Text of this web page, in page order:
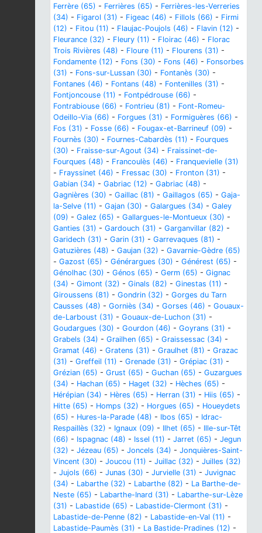
Ferrère (65) - Ferrières (65) - Ferrières-les-Verreries
(34) - Figarol (31) - Figeac (46) - Fillols (66) - Firmi
(12) - Fitou (11) - Flaujac-Poujols (46) - Flavin (12) -
Fleurance (32) - Fleury (11) - Floirac (46) - Florac
Trois Rivières (48) - Floure (11) - Flourens (31) -
Fondamente (12) - Fons (30) - Fons (46) - Fonsorbes
(31) - Fons-sur-Lussan (30) - Fontanès (30) -
Fontanes (46) - Fontans (48) - Fontenilles (31) -
Fontjoncouse (11) - Fontpédrouse (66) -
Fontrabiouse (66) - Fontrieu (81) - Font-Romeu-
Odeillo-Via (66) - Forgues (31) - Formiguères (66) -
Fos (31) - Fosse (66) - Fougax-et-Barrineuf (09) -
Fournès (30) - Fournes-Cabardès (11) - Fourques
(30) - Fraisse-sur-Agout (34) - Fraissinet-de-
Fourques (48) - Francoulès (46) - Franquevielle (31)
- Frayssinet (46) - Fressac (30) - Fronton (31) -
Gabian (34) - Gabriac (12) - Gabriac (48) -
Gagnières (30) - Gaillac (81) - Gaillagos (65) - Gaja-
la-Selve (11) - Gajan (30) - Galargues (34) - Galey
(09) - Galez (65) - Gallargues-le-Montueux (30) -
Ganties (31) - Gardouch (31) - Garganvillar (82) -
Garidech (31) - Garin (31) - Garrevaques (81) -
Gatuzières (48) - Gaujan (32) - Gavarnie-Gèdre (65)
- Gazost (65) - Générargues (30) - Générest (65) -
Génolhac (30) - Génos (65) - Germ (65) - Gignac
(34) - Gimont (32) - Ginals (82) - Ginestas (11) -
Giroussens (81) - Gondrin (32) - Gorges du Tarn
Causses (48) - Gorniès (34) - Gorses (46) - Gouaux-
de-Larboust (31) - Gouaux-de-Luchon (31) -
Goudargues (30) - Gourdon (46) - Goyrans (31) -
Grabels (34) - Grailhen (65) - Graissessac (34) -
Gramat (46) - Gratens (31) - Graulhet (81) - Grazac
(31) - Greffeil (11) - Grenade (31) - Grépiac (31) -
Grézian (65) - Grust (65) - Guchan (65) - Guzargues
(34) - Hachan (65) - Haget (32) - Hèches (65) -
Hérépian (34) - Hères (65) - Herran (31) - Hiis (65) -
Hitte (65) - Homps (32) - Horgues (65) - Houeydets
(65) - Hures-la-Parade (48) - Ibos (65) - Idrac-
Respaillès (32) - Ignaux (09) - Ilhet (65) - Ille-sur-Têt
(66) - Ispagnac (48) - Issel (11) - Jarret (65) - Jegun
(32) - Jézeau (65) - Joncels (34) - Jonquières-Saint-
Vincent (30) - Joucou (11) - Juillac (32) - Juilles (32)
- Jujols (66) - Junas (30) - Jurvielle (31) - Juvignac
(34) - Labarthe (32) - Labarthe (82) - La Barthe-de-
Neste (65) - Labarthe-Inard (31) - Labarthe-sur-Lèze
(31) - Labastide (65) - Labastide-Clermont (31) -
Labastide-de-Penne (82) - Labastide-en-Val (11) -
Labastide-Paumès (31) - La Bastide-Pradines (12) -